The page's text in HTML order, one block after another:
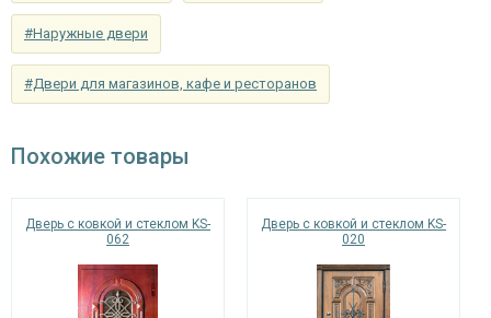
Верхний замок
Петли ⌀25 мм (3 шт.)
устройства
теплоизоляция
двойной контур уплотнения,
минераловатная плита URSA или пенопласт
#Наружные двери
#Двери для магазинов, кафе и ресторанов
Похожие товары
Дверь с ковкой и стеклом KS-
062
Дверь с ковкой и стеклом KS-
020